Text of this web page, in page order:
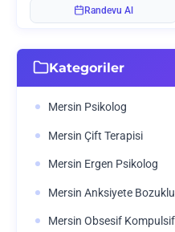
Randevu Al
Kategoriler
Mersin Psikolog
Mersin Çift Terapisi
Mersin Ergen Psikolog
Mersin Anksiyete
Mersin Obsesif